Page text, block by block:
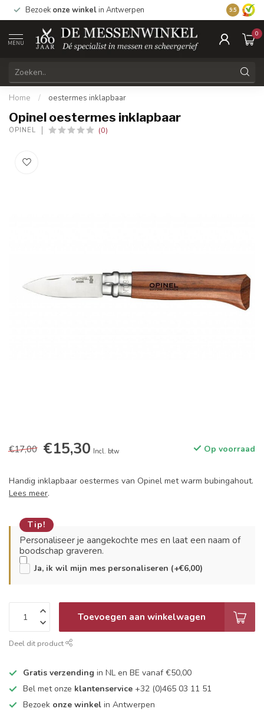
Bezoek onze winkelin Antwerpen Vandaag
9.5
MENU
0
Home / oestermes inklapbaar
Opinel oestermes inklapbaar
OPINEL (0)
€17,00 €15,30 Incl. btw Op voorraad
Handig inklapbaar oestermes van Opinel met warm bubingahout.
Lees meer.
Tip!
Personaliseer je aangekochte mes en laat een naam of
boodschap graveren.
Ja, ik wil mijn mes personaliseren (+€6,00)
Toevoegen aan winkelwagen
Deel dit product
Gratis verzending in NL en BE vanaf €50,00
Bel met onze klantenservice +32 (0)465 03 11 51
Bezoek onze winkel in Antwerpen